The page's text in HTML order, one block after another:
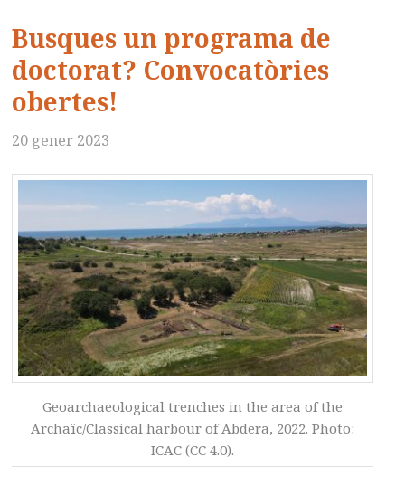
Busques un programa de
doctorat? Convocatòries
obertes!
20 gener 2023
Geoarchaeological trenches in the area of the
Archaïc/Classical harbour of Abdera, 2022. Photo:
ICAC (CC 4.0).